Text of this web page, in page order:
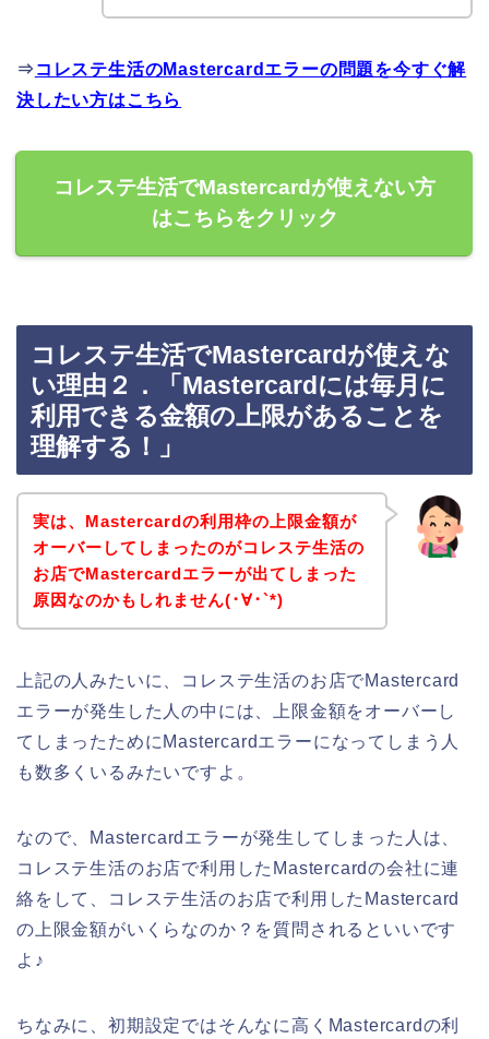
⇒ コレステ生活のMastercardエラーの問題を今すぐ解
決したい方はこちら
コレステ生活でMastercardが使えない方
はこちらをクリック
コレステ生活でMastercardが使えな
い理由２．「Mastercardには毎月に
利用できる金額の上限があることを
理解する！」
実は、Mastercardの利用枠の上限金額が
オーバーしてしまったのがコレステ生活の
お店でMastercardエラーが出てしまった
原因なのかもしれません(･∀･`*)
上記の人みたいに、コレステ生活のお店でMastercard
エラーが発生した人の中には、上限金額をオーバーし
てしまったためにMastercardエラーになってしまう人
も数多くいるみたいですよ。
なので、Mastercardエラーが発生してしまった人は、
コレステ生活のお店で利用したMastercardの会社に連
絡をして、コレステ生活のお店で利用したMastercard
の上限金額がいくらなのか？を質問されるといいです
よ♪
ちなみに、初期設定ではそんなに高くMastercardの利